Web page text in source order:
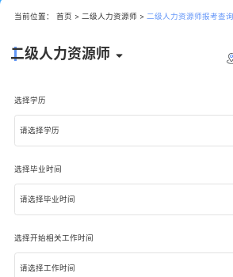
当前位置： 首页 > 二级人力资源师 > 二级人力资源师报考查询
二级人力资源师
选择学历
请选择学历
选择毕业时间
请选择毕业时间
选择开始相关工作时间
请选择工作时间